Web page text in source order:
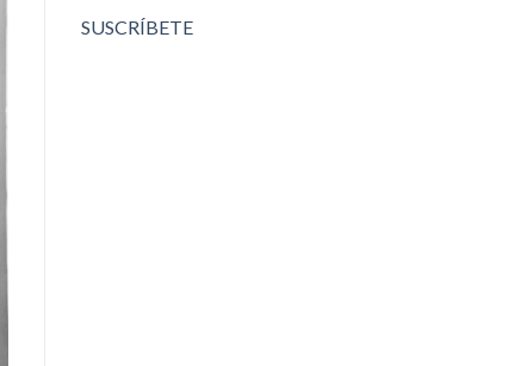
SUSCRÍBETE